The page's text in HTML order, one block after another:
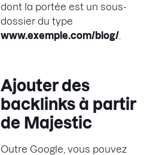
dont la portée est un sous-
dossier du type
www.exemple.com/blog/
Ajouter des
backlinks à partir
de Majestic
Outre Google, vous pouvez